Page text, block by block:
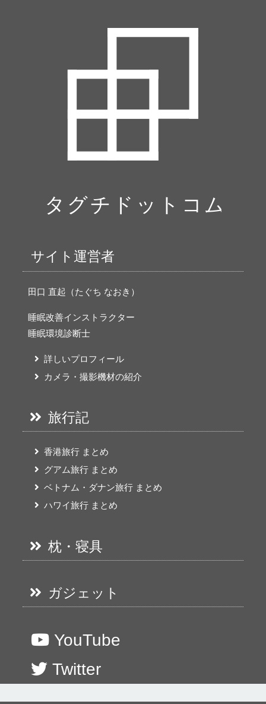
サイト運営者
田口 直起（たぐち なおき）
睡眠改善インストラクター
睡眠環境診断士
詳しいプロフィール
カメラ・撮影機材の紹介
旅行記
香港旅行 まとめ
グアム旅行 まとめ
ベトナム・ダナン旅行 まとめ
ハワイ旅行 まとめ
枕・寝具
ガジェット
YouTube
Twitter